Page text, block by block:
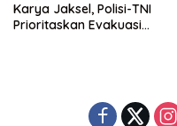
Karya Jaksel, Polisi-TNI
Prioritaskan Evakuasi